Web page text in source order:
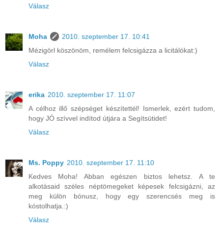
Válasz
Moha
2010. szeptember 17. 10:41
Mézigörl köszönöm, remélem felcsigázza a licitálókat:)
Válasz
erika 2010. szeptember 17. 11:07
A célhoz illő szépséget készítettél! Ismerlek, ezért tudom,
hogy JÓ szívvel indítod útjára a Segítsütidet!
Válasz
Ms. Poppy 2010. szeptember 17. 11:10
Kedves Moha! Abban egészen biztos lehetsz. A te
alkotásaid széles néptömegeket képesek felcsigázni, az
meg külön bónusz, hogy egy szerencsés meg is
kóstolhatja.:)
Válasz